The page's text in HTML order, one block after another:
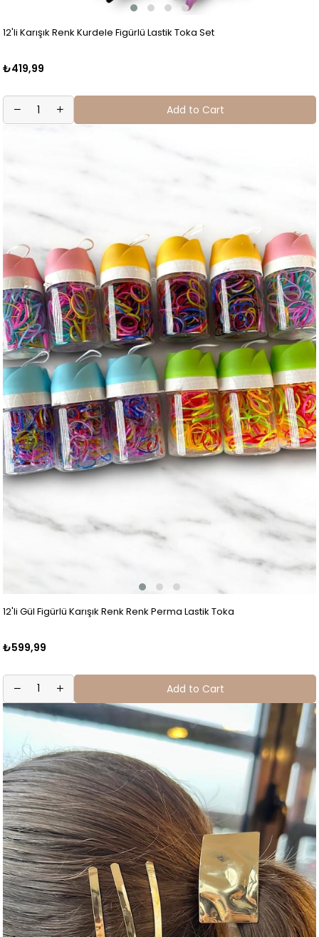
12'li Karışık Renk Kurdele Figürlü Lastik Toka Set
₺419,99
Add to Cart
12'li Gül Figürlü Karışık Renk Renk Perma Lastik Toka
₺599,99
Add to Cart